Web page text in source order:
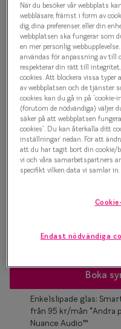
1 000 kr
Välj färg:
Svart
Bågstorlek
Osäker på vilken storlek
Boka
Enkelslipade glas:
från 95 kr/mån *Andra
Nuance Audio™
När du besöker vår webbplats
webbläsare, främst i form av
dig, dina preferenser, eller din
webbplatsen ska fungerar som
en mer personlig
användas för anpassning av till
respekterar din rätt till
cookies. Att blockera vissa typer
av webbplatsen och de tjänster
cookies kan du gå in på
(förutom de nödvändiga) väljer
säker på att webbplatsen
cookies”. Du kan återkalla ditt
inställningar’ nedan. För att
att du har tagit bort din cookie/
vi och våra samarbetspartners
specifikt vilken data vi samlar in,
Endast nödvändiga